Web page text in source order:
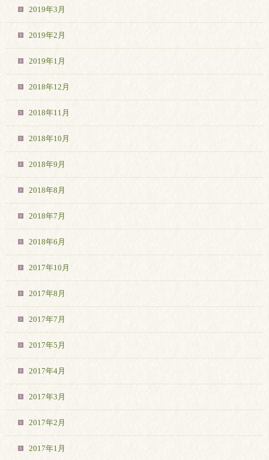
2019年3月
2019年2月
2019年1月
2018年12月
2018年11月
2018年10月
2018年9月
2018年8月
2018年7月
2018年6月
2017年10月
2017年8月
2017年7月
2017年5月
2017年4月
2017年3月
2017年2月
2017年1月